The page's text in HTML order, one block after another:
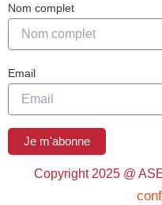
Nom complet
Email
Je m'abonne
Copyright 2025 @